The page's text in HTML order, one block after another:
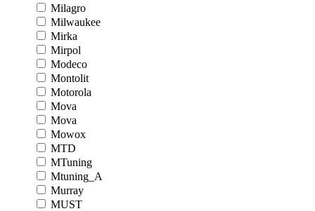
Milagro
Milwaukee
Mirka
Mirpol
Modeco
Montolit
Motorola
Mova
Mova
Mowox
MTD
MTuning
Mtuning_A
Murray
MUST